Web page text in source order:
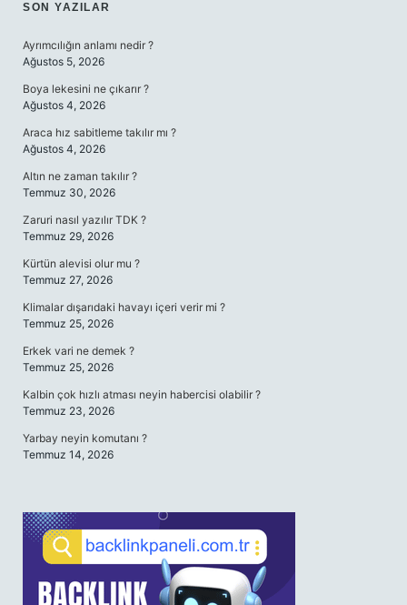
SIDEBAR
SON YAZILAR
Ayrımcılığın anlamı nedir ?
Ağustos 5, 2026
Boya lekesini ne çıkarır ?
Ağustos 4, 2026
Araca hız sabitleme takılır mı ?
Ağustos 4, 2026
Altın ne zaman takılır ?
Temmuz 30, 2026
Zaruri nasıl yazılır TDK ?
Temmuz 29, 2026
Kürtün alevisi olur mu ?
Temmuz 27, 2026
Klimalar dışarıdaki havayı içeri verir mi ?
Temmuz 25, 2026
Erkek vari ne demek ?
Temmuz 25, 2026
Kalbin çok hızlı atması neyin habercisi olabilir ?
Temmuz 23, 2026
Yarbay neyin komutanı ?
Temmuz 14, 2026